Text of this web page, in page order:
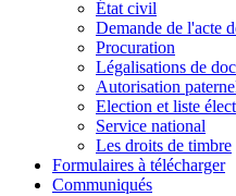
État civil
Demande de l'acte
Procuration
Légalisations de
Autorisation
Election et liste
Service national
Les droits de timbre
Formulaires à télécharger
Communiqués